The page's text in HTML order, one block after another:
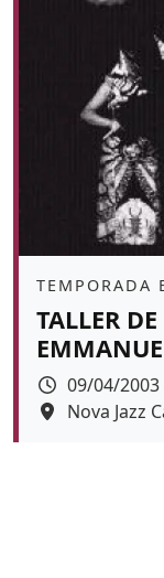
Àmbit
TEMPORADA
TALLER
Data
09/04/2003
Espai
Nova Jazz